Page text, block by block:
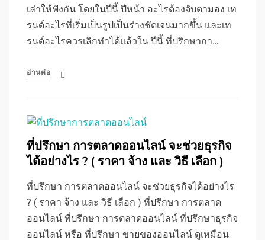
เล่าให้ฟังกัน โดยในปีนี้ ปีหน้า อะไรต้องจับตามอง เท
รนด์อะไรที่เริ่มเป็นรูปเป็นร่างชัดเจนมากขึ้น และเท
รนด์อะไรควรเลิกทำได้แล้วใน ปีนี้ ที่ปรึกษากา…
อ่านต่อ
ที่ปรึกษา การตลาดออนไลน์ จะช่วยธุรกิจ
ได้อย่างไร ? ( ราคา จ้าง และ วิธี เลือก )
ที่ปรึกษา การตลาดออนไลน์ จะช่วยธุรกิจได้อย่างไร
? ( ราคา จ้าง และ วิธี เลือก ) ที่ปรึกษา การตลาด
ออนไลน์ ที่ปรึกษา การตลาดออนไลน์ ที่ปรึกษาธุรกิจ
ออนไลน์ หรือ ที่ปรึกษา ขายของออนไลน์ ดูเหมือน